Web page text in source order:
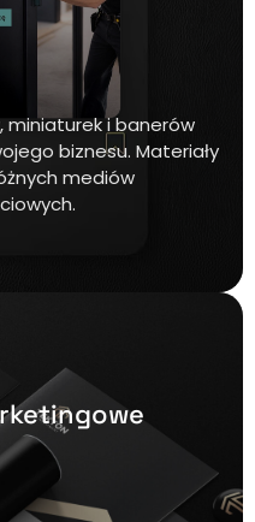
miniaturek i banerów
biznesu. Materiały
mediów